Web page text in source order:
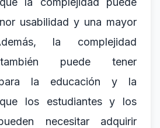
usabilidad y una mayor
la complejidad
puede tener
para la educación y la
los estudiantes y los
necesitar adquirir